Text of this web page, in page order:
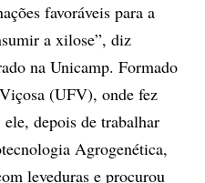
favoráveis para a
a xilose”, diz
na Unicamp. Formado
(UFV), onde fez
depois de trabalhar
Agrogenética,
leveduras e procurou